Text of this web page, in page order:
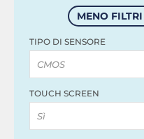
MENO FILTRI
TIPO DI SENSORE
CMOS
TOUCH SCREEN
Sì